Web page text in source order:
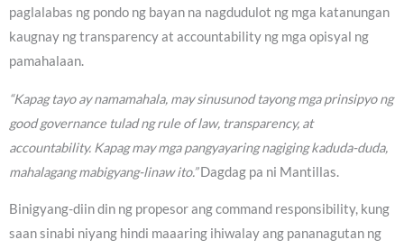
paglalabas ng pondo ng bayan na nagdudulot ng mga katanungan
kaugnay ng transparency at accountability ng mga opisyal ng
pamahalaan.
“Kapag tayo ay namamahala, may sinusunod tayong mga prinsipyo ng
good governance tulad ng rule of law, transparency, at
accountability. Kapag may mga pangyayaring nagiging kaduda-duda,
mahalagang mabigyang-linaw ito.”Dagdag pa ni Mantillas.
Binigyang-diin din ng propesor ang command responsibility, kung
saan sinabi niyang hindi maaaring ihiwalay ang pananagutan ng